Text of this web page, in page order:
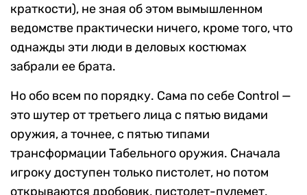
краткости), не зная об этом вымышленном
ведомстве практически ничего, кроме того, что
однажды эти люди в деловых костюмах
забрали ее брата.
Но обо всем по порядку. Сама по себе Control —
это шутер от третьего лица с пятью видами
оружия, а точнее, с пятью типами
трансформации Табельного оружия. Сначала
игроку доступен только пистолет, но потом
открываются дробовик, пистолет-пулемет,